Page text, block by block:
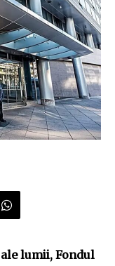
lumii, Fondul